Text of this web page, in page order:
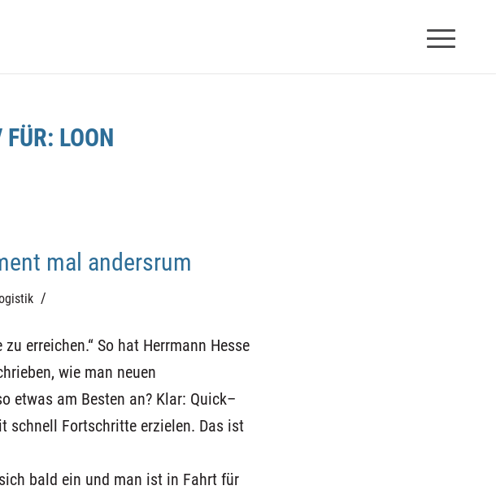
FÜR: LOON
mal andersrum
/
zu erreichen.“ So hat Herrmann Hesse
eben, wie man neuen
etwas am Besten an? Klar: Quick–
schnell Fortschritte erzielen. Das ist
bald ein und man ist in Fahrt für